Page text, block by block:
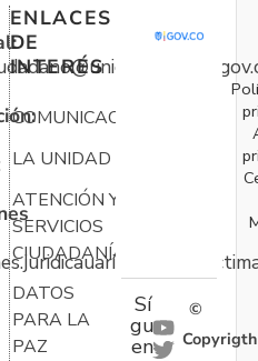
ENLACES
DE
INTERÉS
COMUNICACIONES
LA UNIDAD
ATENCIÓN Y
SERVICIOS
CIUDADANÍA
DATOS
PARA LA
PAZ
Sí
gu
en
©
Copyrigth